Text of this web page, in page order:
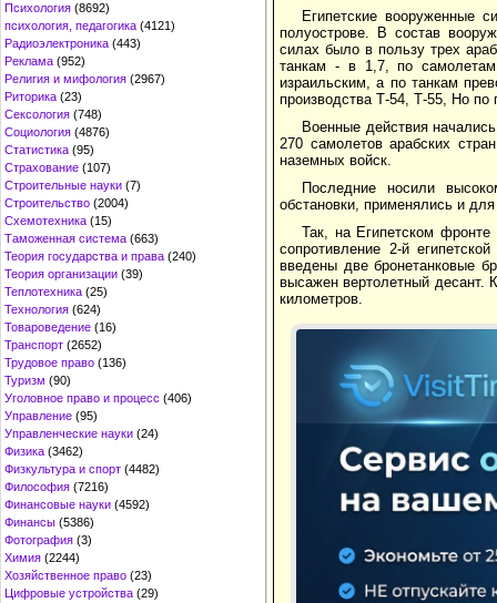
Психология (8692)
психология, педагогика (4121)
Радиоэлектроника (443)
Реклама (952)
Религия и мифология (2967)
Риторика (23)
Сексология (748)
Социология (4876)
Статистика (95)
Страхование (107)
Строительные науки (7)
Строительство (2004)
Схемотехника (15)
Таможенная система (663)
Теория государства и права (240)
Теория организации (39)
Теплотехника (25)
Технология (624)
Товароведение (16)
Транспорт (2652)
Трудовое право (136)
Туризм (90)
Уголовное право и процесс (406)
Управление (95)
Управленческие науки (24)
Физика (3462)
Физкультура и спорт (4482)
Философия (7216)
Финансовые науки (4592)
Финансы (5386)
Фотография (3)
Химия (2244)
Хозяйственное право (23)
Цифровые устройства (29)
Египетские вооруженные
полуострове. В состав
силах было в пользу трех
танкам - в 1,7, по
израильским, а по танкам
производства Т-54, Т-55, Но по
Военные действия
270 самолетов арабских
наземных войск.
Последние носили
обстановки, применялись и
Так, на Египетском фронте
сопротивление 2-й
введены две бронетанковые
высажен вертолетный десант.
километров.